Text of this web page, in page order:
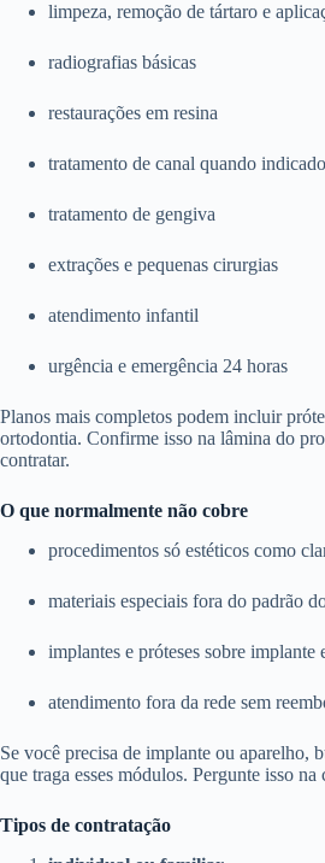
limpeza, remoção de tártaro e
radiografias básicas
restaurações em resina
tratamento de canal quando indicado
tratamento de gengiva
extrações e pequenas cirurgias
atendimento infantil
urgência e emergência 24 horas
Planos mais completos podem incluir
ortodontia. Confirme isso na lâmina do
contratar.
O que normalmente não cobre
procedimentos só estéticos como
materiais especiais fora do padrão
implantes e próteses sobre implante
atendimento fora da rede sem
Se você precisa de implante ou aparelho,
que traga esses módulos. Pergunte isso na
Tipos de contratação